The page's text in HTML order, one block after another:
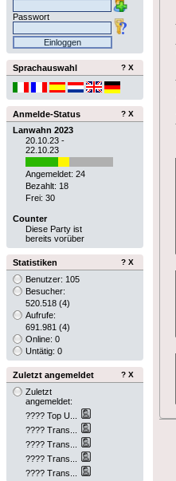
Passwort
Sprachauswahl ? X
Anmelde-Status ? X
Lanwahn 2023
20.10.23 -
22.10.23
Angemeldet: 24
Bezahlt: 18
Frei: 30
Counter
Diese Party ist
bereits vorüber
Statistiken ? X
Benutzer: 105
Besucher:
520.518 (4)
Aufrufe:
691.981 (4)
Online: 0
Untätig: 0
Zuletzt angemeldet ? X
Zuletzt
angemeldet:
???? Top U...
???? Trans...
???? Trans...
???? Trans...
???? Trans...